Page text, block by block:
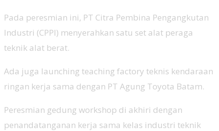
Pada peresmian ini, PT Citra Pembina Pengangkutan
Industri (CPPI) menyerahkan satu set alat peraga
teknik alat berat.
Ada juga launching teaching factory teknis kendaraan
ringan kerja sama dengan PT Agung Toyota Batam.
Peresmian gedung workshop di akhiri dengan
penandatanganan kerja sama kelas industri teknik